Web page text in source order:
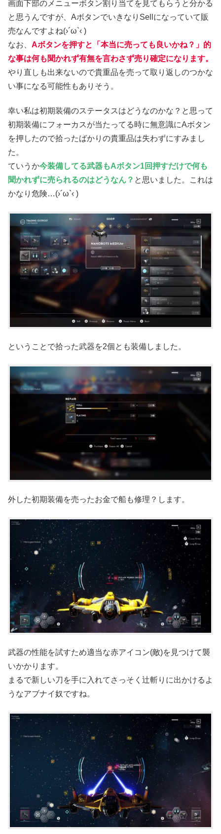
画面下部のメニューボタン割り当てを見てもらうと分かる
と思うんですが、AボタンでいきなりSellになっていて販
売なんですよね(›´ω`‹ )
なお、 Aボタンを押すと「本当に売っても良いかね？」的
な事は何も聞かれず有無を言わさず売り確定になります。
やり直しも出来ないので貴重品を売って取り返しのつかな
い事になる可能性もありそう。
幸い私は初期装備のステータスはどうなのかな？と思って
初期装備にフォーカスが当たってる時に無意識にAボタン
を押したので拾ったばかりの貴重品は失わずにすみまし
た。
ていうか今装備してる武器もAボタン1回押すだけで何も
聞かれずに売られるのはどうなん？ と思いました。これは
かなり危険…(›´ω`‹ )
ということで拾った武器を2個とも装備しました。
外した初期装備を売ったお金で船も修理？します。
武器の性能を試すため適当な赤アイコン(敵)を見つけて襲
いかかります。
まるで新しい刀を手に入れてさっそく辻斬りに出かけるよ
うなアブナイ奴ですね。